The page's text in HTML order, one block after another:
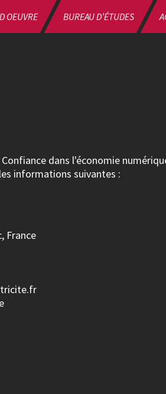
OEUVRE BUREAU D’ÉTUDES
dans l'économie
informations suivantes :
France